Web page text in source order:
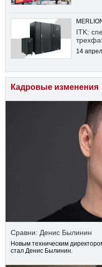
ITK:
14
Кадровые изменения
Сравни: Денис Былинин
Новым техническим
стал Денис Былинин.